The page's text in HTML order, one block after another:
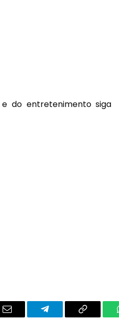
do entretenimento siga
Email Telegram Copy